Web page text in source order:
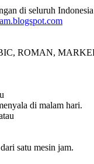
di seluruh Indonesia
ROMAN,
di malam hari.
satu mesin jam.